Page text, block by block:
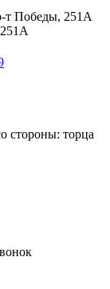
т Победы, 251А
стороны: торца